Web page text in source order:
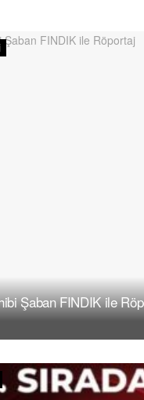
Şaban FINDIK ile